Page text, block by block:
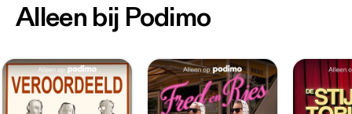
Alleen bij Podimo